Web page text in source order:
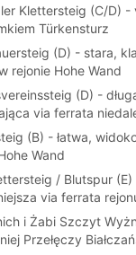
Klettersteig (C/D) -
Türkensturz
(D) - stara,
rejonie Hohe Wand
(D) -
via ferrata
(B) - łatwa,
Wand
/ Blutspur (E)
via ferrata
i Żabi Szczyt
Przełęczy